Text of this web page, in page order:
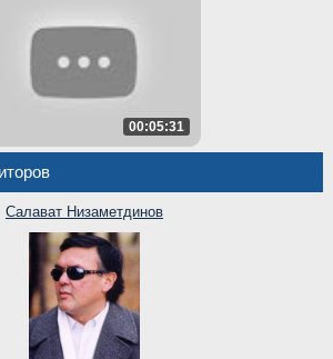
00:05:31
Салават Низаметдинов